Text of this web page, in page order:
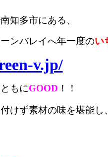
知多市にある、
ンバレイへ年一度のい
v.jp/
もにGOOD ！！
けず素材の味を堪能し